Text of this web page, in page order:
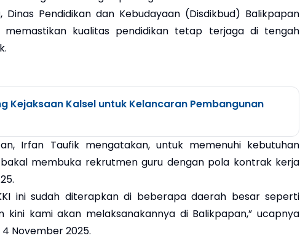
Dinas Pendidikan dan Kebudayaan (Disdikbud) Balikpapan
memastikan kualitas pendidikan tetap terjaga di tengah
Kejaksaan Kalsel untuk Kelancaran Pembangunan
Irfan Taufik mengatakan, untuk memenuhi kebutuhan
membuka rekrutmen guru dengan pola kontrak kerja
ini sudah diterapkan di beberapa daerah besar seperti
kini kami akan melaksanakannya di Balikpapan,” ucapnya
November 2025.